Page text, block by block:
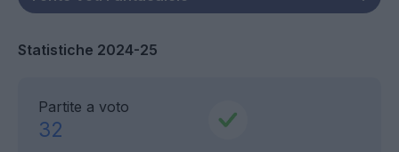
Statistiche 2024-25
Partite a voto
32